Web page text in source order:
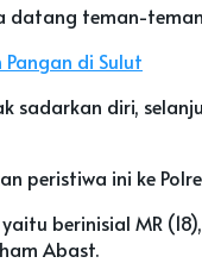
teman-
di Sulut
diri,
peristiwa ini ke
berinisial MR
Abast.